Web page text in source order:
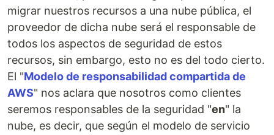
migrar nuestros recursos a una nube pública, el
proveedor de dicha nube será el responsable de
todos los aspectos de seguridad de estos
recursos, sin embargo, esto no es del todo cierto.
El "Modelo de responsabilidad compartida de
AWS" nos aclara que nosotros como clientes
seremos responsables de la seguridad "en" la
nube, es decir, que según el modelo de servicio